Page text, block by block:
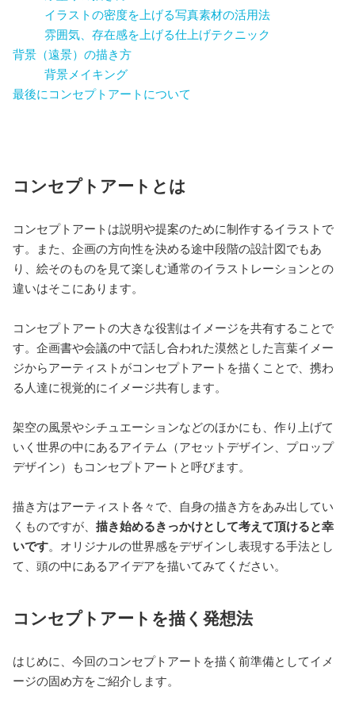
イラストの密度を上げる写真素材の活用法
雰囲気、存在感を上げる仕上げテクニック
背景（遠景）の描き方
背景メイキング
最後にコンセプトアートについて
コンセプトアートとは
コンセプトアートは説明や提案のために制作するイラストで
す。また、企画の方向性を決める途中段階の設計図でもあ
り、絵そのものを見て楽しむ通常のイラストレーションとの
違いはそこにあります。
コンセプトアートの大きな役割はイメージを共有することで
す。企画書や会議の中で話し合われた漠然とした言葉イメー
ジからアーティストがコンセプトアートを描くことで、携わ
る人達に視覚的にイメージ共有します。
架空の風景やシチュエーションなどのほかにも、作り上げて
いく世界の中にあるアイテム（アセットデザイン、プロップ
デザイン）もコンセプトアートと呼びます。
描き方はアーティスト各々で、自身の描き方をあみ出してい
くものですが、 描き始めるきっかけとして考えて頂けると幸
いです。オリジナルの世界感をデザインし表現する手法とし
て、頭の中にあるアイデアを描いてみてください。
コンセプトアートを描く発想法
はじめに、今回のコンセプトアートを描く前準備としてイメ
ージの固め方をご紹介します。